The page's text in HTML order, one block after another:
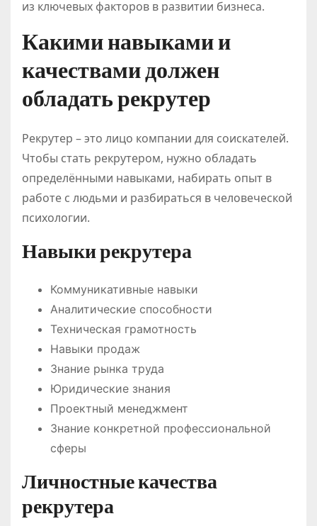
из ключевых факторов в развитии бизнеса.
Какими навыками и
качествами должен
обладать рекрутер
Рекрутер – это лицо компании для соискателей.
Чтобы стать рекрутером, нужно обладать
определёнными навыками, набирать опыт в
работе с людьми и разбираться в человеческой
психологии.
Навыки рекрутера
Коммуникативные навыки
Аналитические способности
Техническая грамотность
Навыки продаж
Знание рынка труда
Юридические знания
Проектный менеджмент
Знание конкретной профессиональной
сферы
Личностные качества
рекрутера